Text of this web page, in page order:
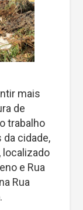
mais
de
trabalho
cidade,
localizado
e Rua
Rua